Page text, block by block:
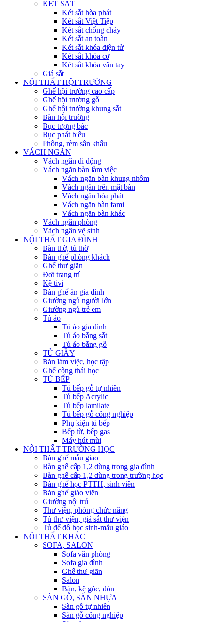
KÉT SẮT
Két sắt hòa phát
Két sắt Việt Tiệp
Két sắt chống cháy
Két sắt an toàn
Két sắt khóa điện tử
Két sắt khóa cơ
Két sắt khóa vân tay
Giá sắt
NỘI THẤT HỘI TRƯỜNG
Ghế hội trường cao cấp
Ghế hội trường gỗ
Ghế hội trường khung sắt
Bàn hội trường
Bục tượng bác
Bục phát biểu
Phông, rèm sân khấu
VÁCH NGĂN
Vách ngăn di động
Vách ngăn bàn làm việc
Vách ngăn bàn khung nhôm
Vách ngăn trên mặt bàn
Vách ngăn hòa phát
Vách ngăn bàn fami
Vách ngăn bàn khác
Vách ngăn phòng
Vách ngăn vệ sinh
NỘI THẤT GIA ĐÌNH
Bàn thờ, tủ thờ
Bàn ghế phòng khách
Ghế thư giãn
Đợt trang trí
Kệ tivi
Bàn ghế ăn gia đình
Giường ngủ người lớn
Giường ngủ trẻ em
Tủ áo
Tủ áo gia đình
Tủ áo bằng sắt
Tủ áo bằng gỗ
TỦ GIẦY
Bàn làm việc, học tập
Ghế công thái học
TỦ BẾP
Tủ bếp gỗ tự nhiên
Tủ bếp Acrylic
Tủ bếp lamilate
Tủ bếp gỗ công nghiệp
Phụ kiện tủ bếp
Bếp từ, bếp gas
Máy hút mùi
NỘI THẤT TRƯỜNG HỌC
Bàn ghế mẫu giáo
Bàn ghế cấp 1,2 dùng trong gia đình
Bàn ghế cấp 1,2 dùng trong trường học
Bàn ghế học PTTH, sinh viên
Bàn ghế giáo viên
Giường nội trú
Thư viện, phòng chức năng
Tủ thư viện, giá sắt thư viện
Tủ để đồ học sinh-mẫu giáo
NỘI THẤT KHÁC
SOFA, SALON
Sofa văn phòng
Sofa gia đình
Ghế thư giãn
Salon
Bàn, kệ góc, đôn
SÀN GỖ, SÀN NHỰA
Sàn gỗ tự nhiên
Sàn gỗ công nghiệp